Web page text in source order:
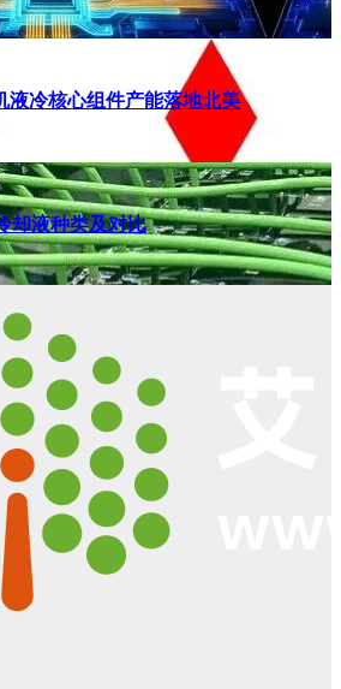
液冷核心组件产能落地北美
却液种类及对比